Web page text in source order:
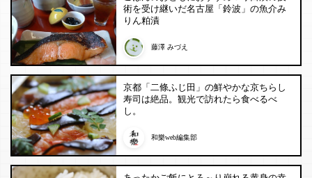
術を受け継いだ名古屋「鈴波」の魚介み
りん粕漬
藤澤 みづえ
京都「二條ふじ田」の鮮やかな京ちらし
寿司は絶品。観光で訪れたら食べるべ
し。
和樂web編集部